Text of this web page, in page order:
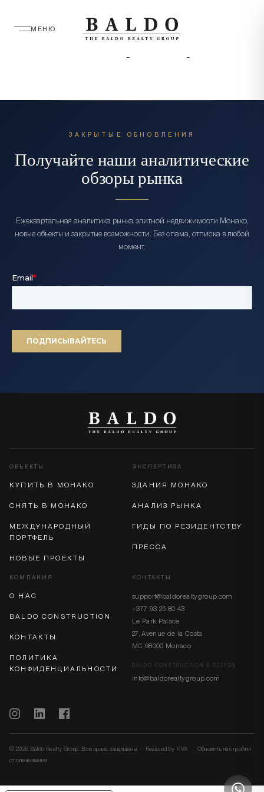
МЕНЮ
Privacy Policy
ЗАКРЫТЫЕ ОБНОВЛЕНИЯ
Получайте наши аналитические
обзоры рынка
Ежеквартальная аналитика рынка элитной недвижимости Монако,
новые объекты и закрытые возможности. Без спама, отписка в любой
момент.
ОБЪЕКТЫ
КУПИТЬ В МОНАКО
СНЯТЬ В МОНАКО
МЕЖДУНАРОДНЫЙ
ПОРТФЕЛЬ
НОВЫЕ ПРОЕКТЫ
ЭКСПЕРТИЗА
ЗДАНИЯ МОНАКО
АНАЛИЗ РЫНКА
ГИДЫ ПО РЕЗИДЕНТСТВУ
ПРЕССА
КОМПАНИЯ
О НАС
BALDO CONSTRUCTION
КОНТАКТЫ
ПОЛИТИКА
КОНФИДЕНЦИАЛЬНОСТИ
КОНТАКТЫ
support@baldorealtygroup.com
+377 93 25 80 43
Le Park Palace
27, Avenue de la Costa
MC 98000 Monaco
BALDO CONSTRUCTION & DESIGN
info@baldorealtygroup.com
© 2026 Baldo Realty Group. Все права защищены. · Realized by KVA
Обновить настройки
отслеживания